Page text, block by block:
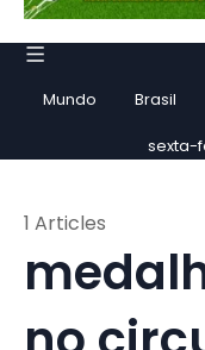
Mundo Brasil
sexta-
1 Articles